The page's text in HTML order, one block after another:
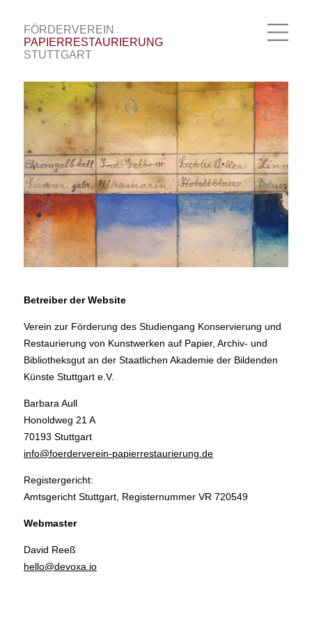
FÖRDERVEREIN
|PAPIERRESTAURIERUNG
|STUTTGART
Betreiber der Website
Verein zur Förderung des Studiengang Konservierung und
Restaurierung von Kunstwerken auf Papier, Archiv- und
Bibliotheksgut an der Staatlichen Akademie der Bildenden
Künste Stuttgart e.V.
Barbara Aull
Honoldweg 21 A
70193 Stuttgart
info@foerderverein-papierrestaurierung.de
Registergericht:
Amtsgericht Stuttgart, Registernummer VR 720549
Webmaster
David Reeß
hello@devoxa.io